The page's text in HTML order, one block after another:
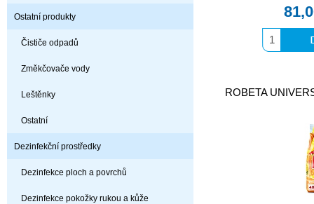
Ostatní produkty
Čističe odpadů
Změkčovače vody
Leštěnky
Ostatní
Dezinfekční prostředky
Dezinfekce ploch a povrchů
Dezinfekce pokožky rukou a kůže
ROBETA